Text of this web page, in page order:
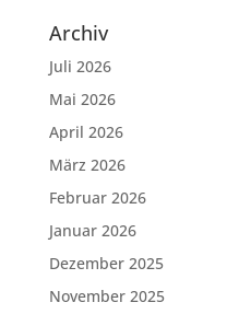
Archiv
Juli 2026
Mai 2026
April 2026
März 2026
Februar 2026
Januar 2026
Dezember 2025
November 2025